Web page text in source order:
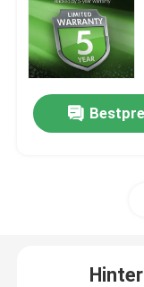
Huawei-Fusions-
Dell Poweredge
WLAN-Gerät